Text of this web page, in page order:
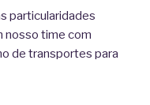
particularidades
nosso time com
de transportes para